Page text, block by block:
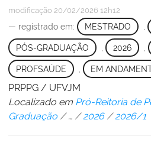
modificação 20/02/2026 12h12
— registrado em: MESTRADO
PÓS-GRADUAÇÃO 2026
PROFSAÚDE EM
PRPPG / UFVJM
Localizado em Pró-Reitoria de
Graduação /… /2026 /2026/1